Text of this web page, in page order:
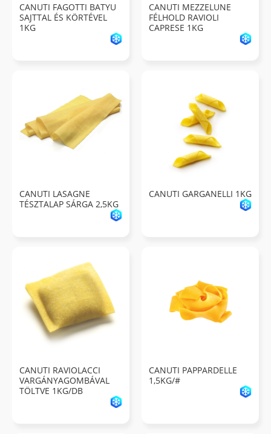
CANUTI FAGOTTI BATYU
SAJTTAL ÉS KÖRTÉVEL
1KG
CANUTI MEZZELUNE
FÉLHOLD RAVIOLI
CAPRESE 1KG
CANUTI LASAGNE
TÉSZTALAP SÁRGA 2,5KG
CANUTI GARGANELLI 1KG
CANUTI RAVIOLACCI
VARGÁNYAGOMBÁVAL
TÖLTVE 1KG/DB
CANUTI PAPPARDELLE
1,5KG/#